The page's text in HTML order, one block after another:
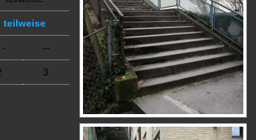
teilweise
- --
3